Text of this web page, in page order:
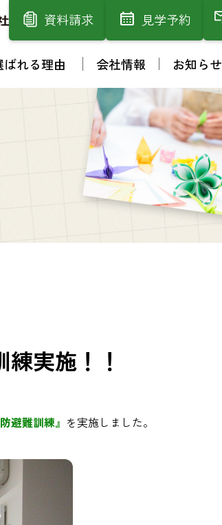
資料請求 見学予約
ばれる理由 会社情報 お知らせ
実施！！
防避難訓練』 を実施しました。